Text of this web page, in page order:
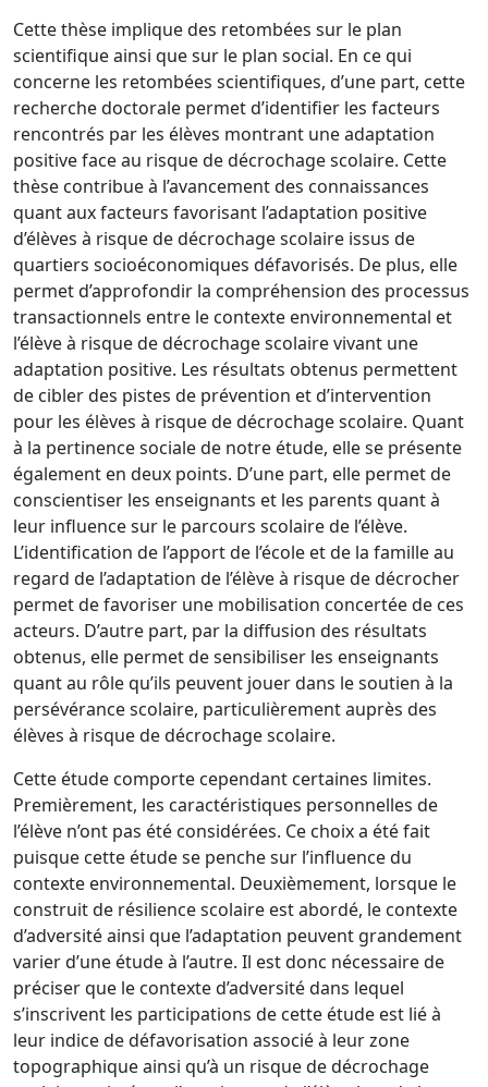
Cette thèse implique des retombées sur le plan
scientifique ainsi que sur le plan social. En ce qui
concerne les retombées scientifiques, d’une part, cette
recherchedoctorale permet d’identifier les facteurs
rencontrés par les élèves montrant uneadaptation
positive face au risque de décrochage scolaire. Cette
thèse contribue à l’avancement des connaissances
quant aux facteurs favorisant l’adaptation positive
d’élèves à risque de décrochage scolaire issus de
quartiers socioéconomiques défavorisés. De plus, elle
permet d’approfondir la compréhension des processus
transactionnels entre le contexte environnemental et
l’élève à risque de décrochagescolaire vivant une
adaptation positive. Les résultats obtenus permettent
de cibler des pistes de prévention et d’intervention
pour les élèves à risque de décrochage scolaire. Quant
à la pertinence sociale de notre étude, elle se présente
également en deux points. D’une part, elle permet de
conscientiser les enseignants et les parents quant à
leur influence sur le parcours scolaire de l’élève.
L’identification de l’apport de l’école et de la famille au
regard de l’adaptation de l’élève à risque de décrocher
permet de favoriser une mobilisation concertée de ces
acteurs. D’autre part, par la diffusion des résultats
obtenus, elle permet desensibiliser les enseignants
quant au rôle qu’ils peuvent jouerdans le soutien à la
persévérance scolaire, particulièrement auprès des
élèves à risquede décrochage scolaire.
Cette étude comporte cependant certaines limites.
Premièrement, les caractéristiques personnelles de
l’élève n’ont pas été considérées. Ce choix a été fait
puisque cette étude se penche sur l’influence du
contexte environnemental. Deuxièmement, lorsque le
construit de résilience scolaire est abordé, le contexte
d’adversité ainsi que l’adaptation peuvent grandement
varier d’une étude à l’autre. Il est donc nécessaire de
préciser que le contexte d’adversité dans lequel
s’inscrivent les participations de cette étude est lié à
leur indice de défavorisation associé à leur zone
topographique ainsi qu’à un risque de décrochage